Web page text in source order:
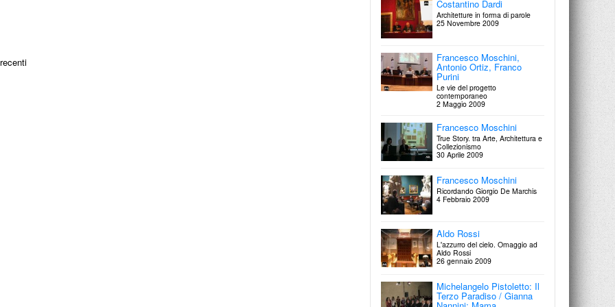
4 Dicembre 2012
Costantino Dardi
Architetture in forma di parole
25 Novembre 2009
Francesco Moschini,
Antonio Ortiz, Franco
Purini
Le vie del progetto
contemporaneo
2 Maggio 2009
Francesco Moschini
True Story. tra Arte, Architettura e
Collezionismo
30 Aprile 2009
Francesco Moschini
Ricordando Giorgio De Marchis
4 Febbraio 2009
Aldo Rossi
L'azzurro del cielo. Omaggio ad
Aldo Rossi
26 gennaio 2009
Michelangelo Pistoletto: Il
Terzo Paradiso / Gianna